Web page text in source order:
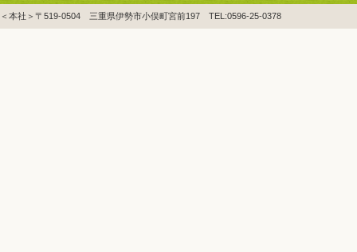
＜本社＞〒519-0504 三重県伊勢市小俣町宮前197 TEL:0596-25-0378